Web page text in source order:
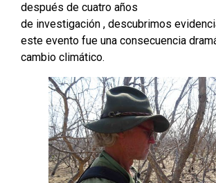
después de cuatro años
de investigación , descubrimos
este evento fue una consecuencia
cambio climático.